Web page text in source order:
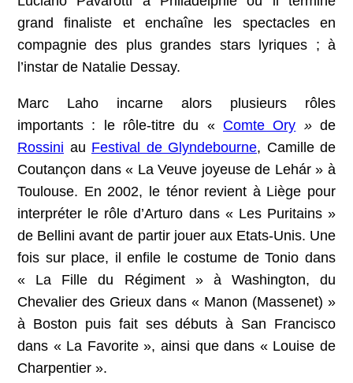
grand finaliste et enchaîne les spectacles en
compagnie des plus grandes stars lyriques ; à
l’instar de Natalie Dessay.
Marc Laho incarne alors plusieurs rôles
importants : le rôle-titre du « Comte Ory »de
Rossini au Festival de Glyndebourne, Camille de
Coutançon dans « La Veuve joyeuse de Lehár » à
Toulouse. En 2002, le ténor revient à Liège pour
interpréter le rôle d’Arturo dans « Les Puritains »
de Bellini avant de partir jouer aux Etats-Unis. Une
fois sur place, il enfile le costume de Tonio dans
« La Fille du Régiment » à Washington, du
Chevalier des Grieux dans « Manon (Massenet) »
à Boston puis fait ses débuts à San Francisco
dans « La Favorite », ainsi que dans « Louise de
Charpentier ».